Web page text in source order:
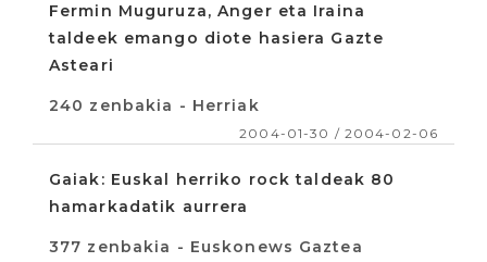
Fermin Muguruza, Anger eta Iraina
taldeek emango diote hasiera Gazte
Asteari
240 zenbakia - Herriak
2004-01-30 / 2004-02-06
Gaiak: Euskal herriko rock taldeak 80
hamarkadatik aurrera
377 zenbakia - Euskonews Gaztea